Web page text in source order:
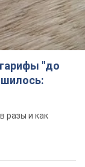
"до
разы и как